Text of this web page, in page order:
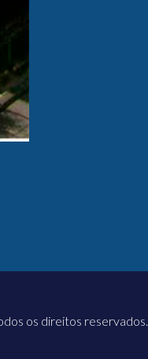
os direitos reservados.